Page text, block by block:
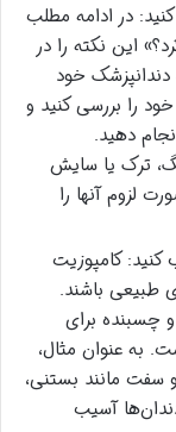
در ادامه مطلب
این نکته را در
دندانپزشک خود
را بررسی کنید و
دهید.
ترک یا سایش
لزوم آنها را
کامپوزیت
طبیعی باشند.
چسبنده برای
به عنوان مثال،
سفت مانند بستنی،
آسیب